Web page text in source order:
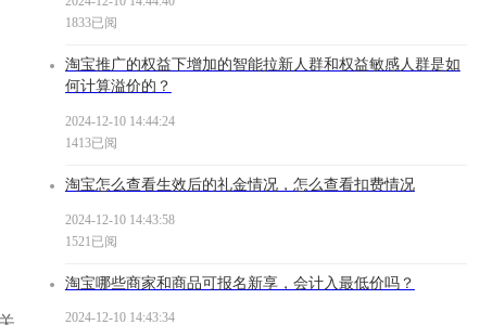
1833已阅
淘宝推广的权益下增加的智能拉新人群和权益敏感人群是如
何计算溢价的？
2024-12-10 14:44:24
1413已阅
淘宝怎么查看生效后的礼金情况，怎么查看扣费情况
2024-12-10 14:43:58
1521已阅
淘宝哪些商家和商品可报名新享，会计入最低价吗？
2024-12-10 14:43:34